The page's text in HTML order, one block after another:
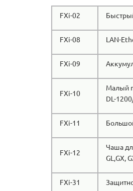
FXi-02
FXi-08 LAN-
FXi-09
FXi-10
Малый
DL-
FXi-11
FXi-12
Чаша
GL,GX,
FXi-31